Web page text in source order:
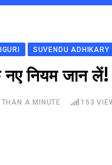
SUVENDU ADHIKARY
नए नियम जान लें!
THAN A MINUTE 153